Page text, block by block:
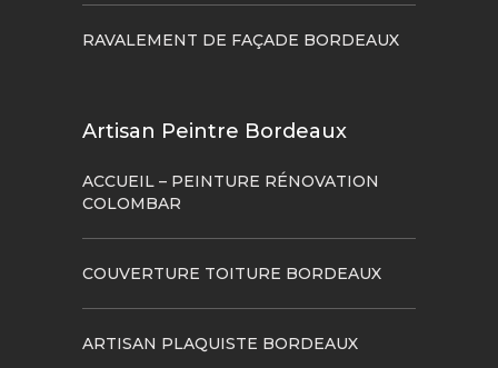
RAVALEMENT DE FAÇADE BORDEAUX
Artisan Peintre Bordeaux
ACCUEIL – PEINTURE RÉNOVATION
COLOMBAR
COUVERTURE TOITURE BORDEAUX
ARTISAN PLAQUISTE BORDEAUX